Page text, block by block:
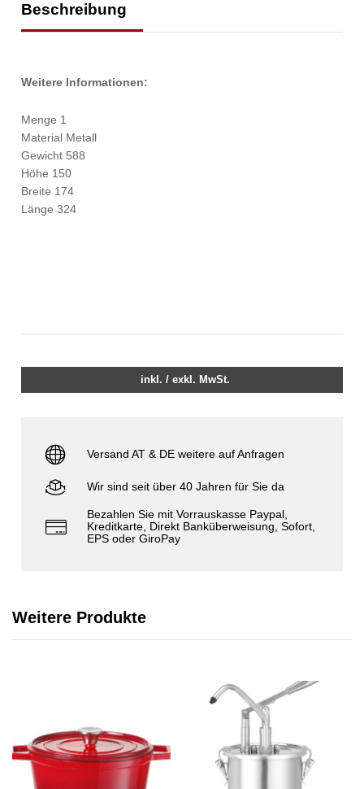
Beschreibung
Weitere Informationen:
Menge 1
Material Metall
Gewicht 588
Höhe 150
Breite 174
Länge 324
inkl. / exkl. MwSt.
Versand AT & DE weitere auf Anfragen
Wir sind seit über 40 Jahren für Sie da
Bezahlen Sie mit Vorrauskasse Paypal,
Kreditkarte, Direkt Banküberweisung, Sofort,
EPS oder GiroPay
Weitere Produkte